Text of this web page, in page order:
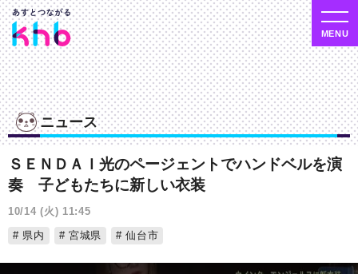
ニュース
ＳＥＮＤＡＩ光のページェントでハンドベルを演
奏 子どもたちに新しい衣装
10/14 (火) 11:45
県内
宮城県 仙台市